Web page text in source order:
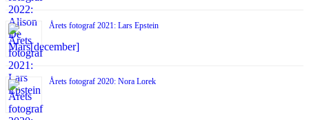
Årets fotograf 2021: Lars Epstein
Årets fotograf 2020: Nora Lorek